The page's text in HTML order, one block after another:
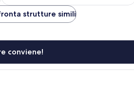
strutture simili
conviene!